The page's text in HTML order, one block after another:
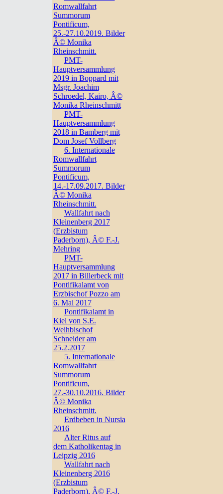
Romwallfahrt
Summorum
Pontificum,
25.-27.10.2019. Bilder
Â© Monika
Rheinschmitt.
PMT-
Hauptversammlung
2019 in Boppard mit
Msgr. Joachim
Schroedel, Kairo, Â©
Monika Rheinschmitt
PMT-
Hauptversammlung
2018 in Bamberg mit
Dom Josef Vollberg
6. Internationale
Romwallfahrt
Summorum
Pontificum,
14.-17.09.2017. Bilder
Â© Monika
Rheinschmitt.
Wallfahrt nach
Kleinenberg 2017
(Erzbistum
Paderborn), Â© F.-J.
Mehring
PMT-
Hauptversammlung
2017 in Billerbeck mit
Pontifikalamt von
Erzbischof Pozzo am
6. Mai 2017
Pontifikalamt in
Kiel von S.E.
Weihbischof
Schneider am
25.2.2017
5. Internationale
Romwallfahrt
Summorum
Pontificum,
27.-30.10.2016. Bilder
Â© Monika
Rheinschmitt.
Erdbeben in Nursia
2016
Alter Ritus auf
dem Katholikentag in
Leipzig 2016
Wallfahrt nach
Kleinenberg 2016
(Erzbistum
Paderborn), Â© F.-J.